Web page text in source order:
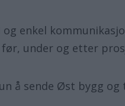
og enkel
under og etter
å sende Øst bygg